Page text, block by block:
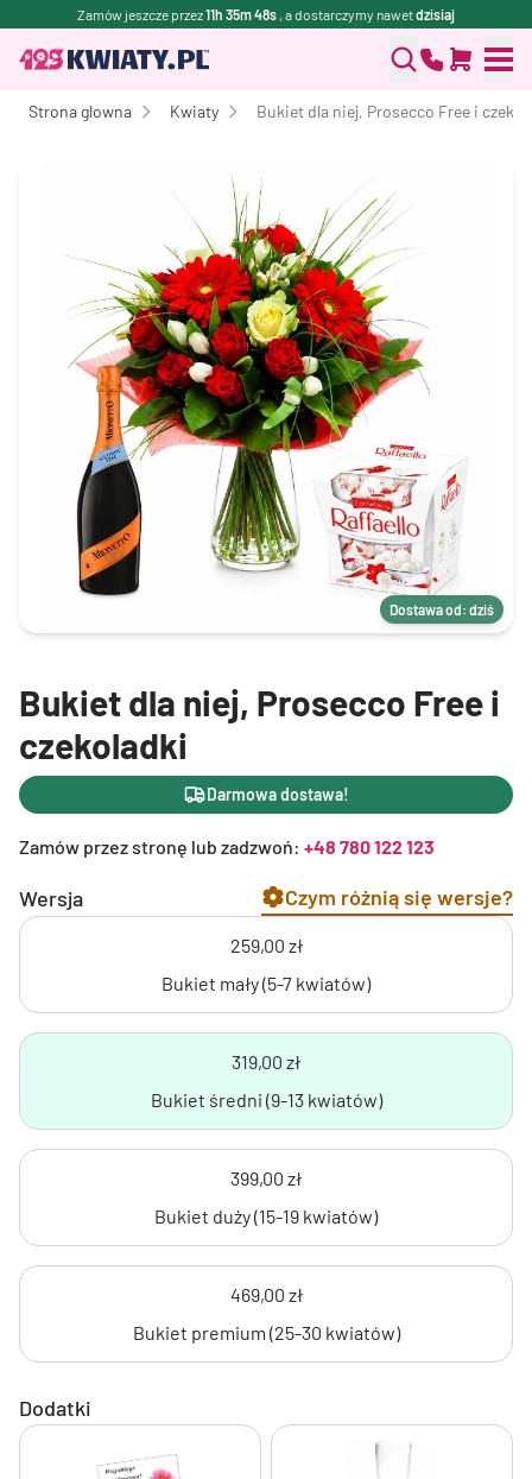
Zamów jeszcze przez11h 35m 48s , a dostarczymy nawetdzisiaj
Strona glowna Kwiaty Bukiet dla niej, Prosecco Free i
Dostawa od: dziś
Bukiet dla niej, Prosecco Free i
czekoladki
Darmowa dostawa!
Zamów przez stronę lub zadzwoń: +48 780 122 123
Wersja Czym różnią się wersje?
259,00 zł
Bukiet mały (5-7 kwiatów)
319,00 zł
Bukiet średni (9-13 kwiatów)
399,00 zł
Bukiet duży (15-19 kwiatów)
469,00 zł
Bukiet premium (25-30 kwiatów)
Dodatki